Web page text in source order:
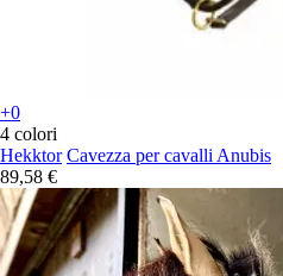
+0
4 colori
Hekktor Cavezza per cavalli Anubis
89,58 €